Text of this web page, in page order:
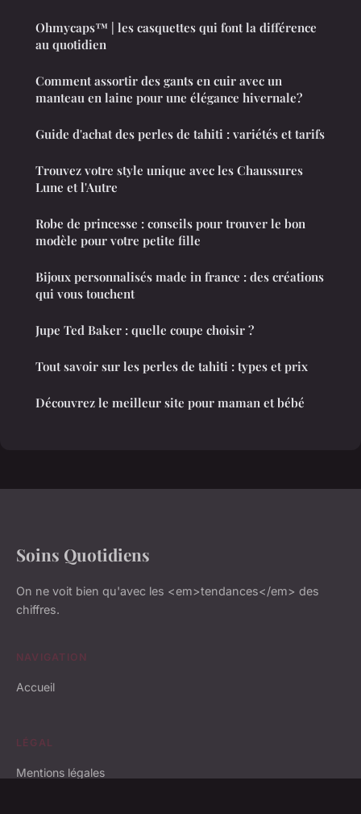
Ohmycaps™ | les casquettes qui font la différence
au quotidien
Comment assortir des gants en cuir avec un
manteau en laine pour une élégance hivernale?
Guide d'achat des perles de tahiti : variétés et tarifs
Trouvez votre style unique avec les Chaussures
Lune et l'Autre
Robe de princesse : conseils pour trouver le bon
modèle pour votre petite fille
Bijoux personnalisés made in france : des créations
qui vous touchent
Jupe Ted Baker : quelle coupe choisir ?
Tout savoir sur les perles de tahiti : types et prix
Découvrez le meilleur site pour maman et bébé
Soins Quotidiens
On ne voit bien qu'avec les <em>tendances</em> des
chiffres.
NAVIGATION
Accueil
LÉGAL
Mentions légales